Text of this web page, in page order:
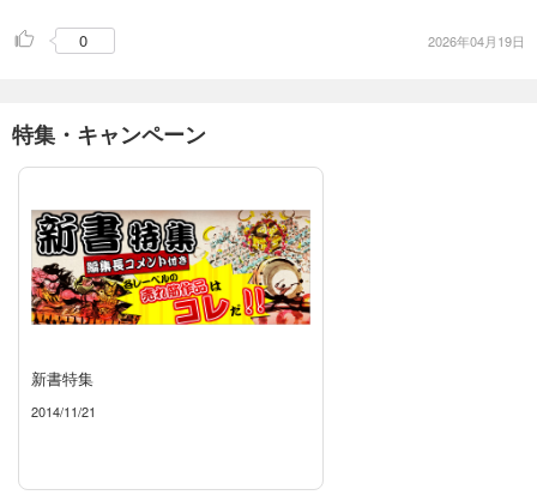
0 2026年04月19日
特集・キャンペーン
新書特集
2014/11/21